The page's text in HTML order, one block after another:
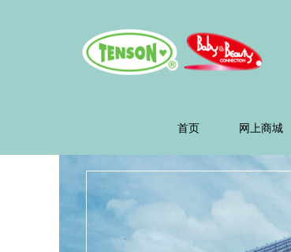
Group
首页 网上商城